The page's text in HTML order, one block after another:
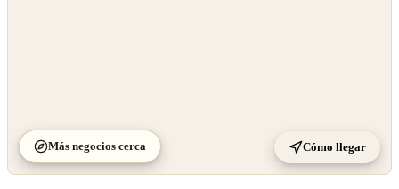
Más negocios cerca Cómo llegar